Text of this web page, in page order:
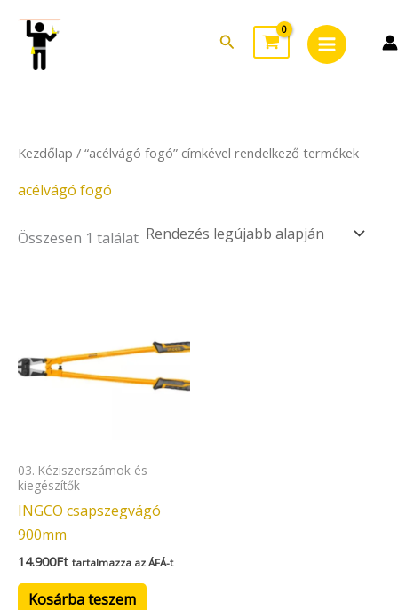
content
Search
Menu
Kezdőlap / “acélvágó fogó” címkével rendelkező termékek
acélvágó fogó
Összesen 1 találat
03. Kéziszerszámok és
kiegészítők
INGCO csapszegvágó
900mm
14.900Ft tartalmazza az ÁFÁ-t
Kosárba teszem